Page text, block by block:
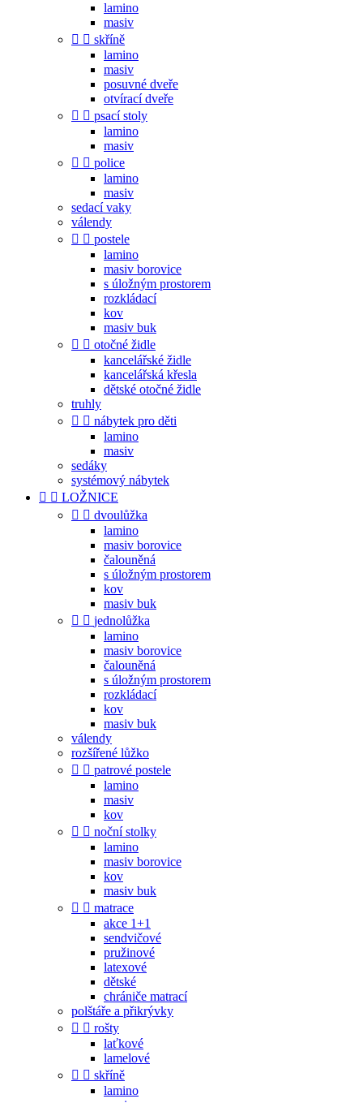
lamino
masiv
  skříně
lamino
masiv
posuvné dveře
otvírací dveře
  psací stoly
lamino
masiv
  police
lamino
masiv
sedací vaky
válendy
  postele
lamino
masiv borovice
s úložným prostorem
rozkládací
kov
masiv buk
  otočné židle
kancelářské židle
kancelářská křesla
dětské otočné židle
truhly
  nábytek pro děti
lamino
masiv
sedáky
systémový nábytek
  LOŽNICE
  dvoulůžka
lamino
masiv borovice
čalouněná
s úložným prostorem
kov
masiv buk
  jednolůžka
lamino
masiv borovice
čalouněná
s úložným prostorem
rozkládací
kov
masiv buk
válendy
rozšířené lůžko
  patrové postele
lamino
masiv
kov
  noční stolky
lamino
masiv borovice
kov
masiv buk
  matrace
akce 1+1
sendvičové
pružinové
latexové
dětské
chrániče matrací
polštáře a přikrývky
  rošty
laťkové
lamelové
  skříně
lamino